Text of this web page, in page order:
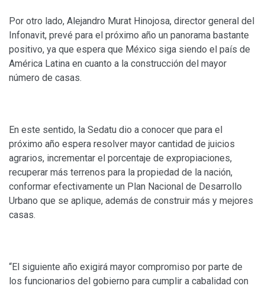
Por otro lado, Alejandro Murat Hinojosa, director general del
Infonavit, prevé para el próximo año un panorama bastante
positivo, ya que espera que México siga siendo el país de
América Latina en cuanto a la construcción del mayor
número de casas.
En este sentido, la Sedatu dio a conocer que para el
próximo año espera resolver mayor cantidad de juicios
agrarios, incrementar el porcentaje de expropiaciones,
recuperar más terrenos para la propiedad de la nación,
conformar efectivamente un Plan Nacional de Desarrollo
Urbano que se aplique, además de construir más y mejores
casas.
“El siguiente año exigirá mayor compromiso por parte de
los funcionarios del gobierno para cumplir a cabalidad con